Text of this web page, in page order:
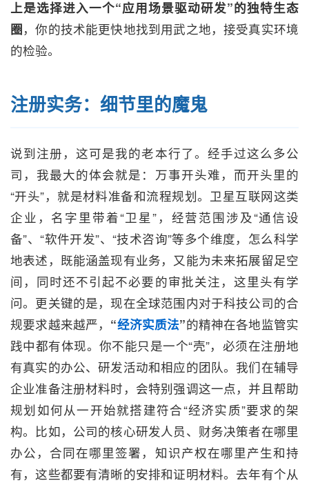
上是选择进入一个“应用场景驱动研发”的独特生态
圈，你的技术能更快地找到用武之地，接受真实环境
的检验。
注册实务：细节里的魔鬼
说到注册，这可是我的老本行了。经手过这么多公
司，我最大的体会就是：万事开头难，而开头里的
“开头”，就是材料准备和流程规划。卫星互联网这类
企业，名字里带着“卫星”，经营范围涉及“通信设
备”、“软件开发”、“技术咨询”等多个维度，怎么科学
地表述，既能涵盖现有业务，又能为未来拓展留足空
间，同时还不引起不必要的审批关注，这里头有学
问。更关键的是，现在全球范围内对于科技公司的合
规要求越来越严， “经济实质法”的精神在各地监管实
践中都有体现。你不能只是一个“壳”，必须在注册地
有真实的办公、研发活动和相应的团队。我们在辅导
企业准备注册材料时，会特别强调这一点，并且帮助
规划如何从一开始就搭建符合“经济实质”要求的架
构。比如，公司的核心研发人员、财务决策者在哪里
办公，合同在哪里签署，知识产权在哪里产生和持
有，这些都要有清晰的安排和证明材料。去年有个从